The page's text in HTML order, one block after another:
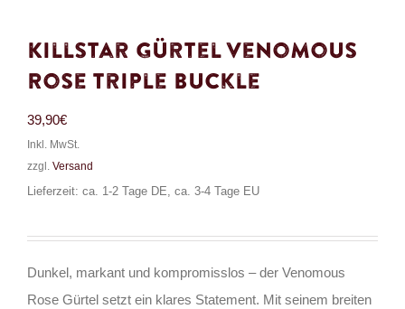
Killstar Gürtel Venomous
Rose Triple Buckle
39,90€
Inkl. MwSt.
zzgl. Versand
Lieferzeit: ca. 1-2 Tage DE, ca. 3-4 Tage EU
Dunkel, markant und kompromisslos – der Venomous
Rose Gürtel setzt ein klares Statement. Mit seinem breiten